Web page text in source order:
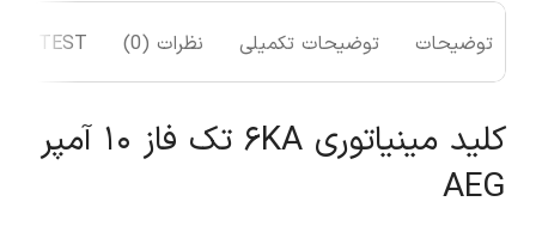
توضیحات توضیحات تکمیلی نظرات (0) TEST
کلید مینیاتوری ۶KA تک فاز ۱۰ آمپر
AEG